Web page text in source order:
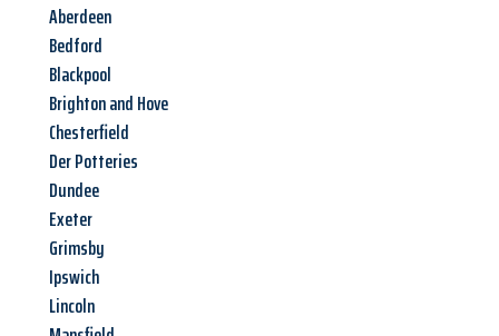
Aberdeen
Bedford
Blackpool
Brighton and Hove
Chesterfield
Der Potteries
Dundee
Exeter
Grimsby
Ipswich
Lincoln